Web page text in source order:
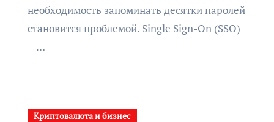
необходимость запоминать десятки паролей
становится проблемой. Single Sign-On (SSO)
—…
Криптовалюта и бизнес